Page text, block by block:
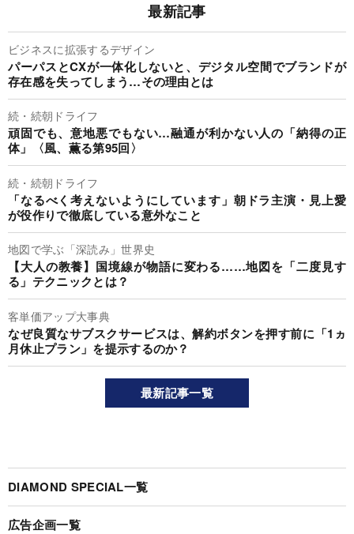
最新記事
ビジネスに拡張するデザイン
パーパスとCXが一体化しないと、デジタル空間でブランドが
存在感を失ってしまう…その理由とは
続・続朝ドライフ
頑固でも、意地悪でもない…融通が利かない人の「納得の正
体」〈風、薫る第95回〉
続・続朝ドライフ
「なるべく考えないようにしています」朝ドラ主演・見上愛
が役作りで徹底している意外なこと
地図で学ぶ「深読み」世界史
【大人の教養】国境線が物語に変わる……地図を「二度見す
る」テクニックとは？
客単価アップ大事典
なぜ良質なサブスクサービスは、解約ボタンを押す前に「1ヵ
月休止プラン」を提示するのか？
最新記事一覧
DIAMOND SPECIAL一覧
広告企画一覧